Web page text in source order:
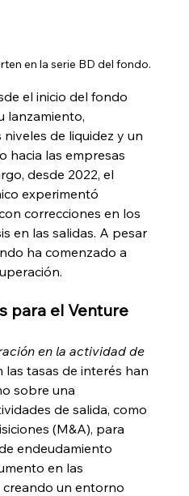
en la serie BD del fondo.
el inicio del fondo
lanzamiento,
de liquidez y un
hacia las empresas
desde 2022, el
experimentó
correcciones en los
en las salidas. A pesar
ha comenzado a
para el Venture
en la actividad de
las tasas de interés han
sobre una
de salida, como
(M&A), para
endeudamiento
en las
creando un entorno